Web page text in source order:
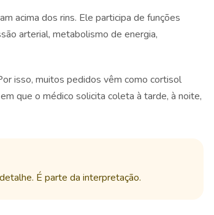
acima dos rins. Ele participa de funções
arterial, metabolismo de energia,
isso, muitos pedidos vêm como cortisol
que o médico solicita coleta à tarde, à noite,
É parte da interpretação.